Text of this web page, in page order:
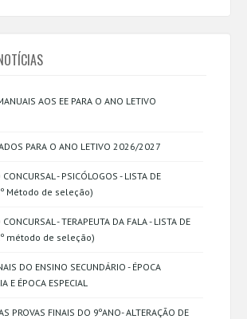
AOS EE PARA O ANO LETIVO
PARA O ANO LETIVO 2026/2027
CONCURSAL - PSICÓLOGOS - LISTA DE
Método de seleção)
CONCURSAL - TERAPEUTA DA FALA - LISTA DE
método de seleção)
DO ENSINO SECUNDÁRIO - ÉPOCA
E ÉPOCA ESPECIAL
PROVAS FINAIS DO 9ºANO- ALTERAÇÃO DE